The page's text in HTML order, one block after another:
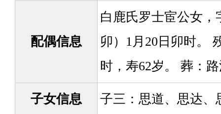
配偶信息
白鹿氏罗士宦公女，
卯）1月20日卯时。
时，寿62岁。 葬：
子女信息 子三：思道、思达、